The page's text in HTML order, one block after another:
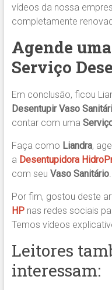
vídeos da nossa
completamente
Agende
Serviço
Em conclusão, ficou
Desentupir Vaso
contar com uma
Faça como Liandra,
a Desentupidora
com seu Vaso Sanitário
Por fim, gostou deste
HPnas redes sociais
Temos vídeos
Leitores
interessam: